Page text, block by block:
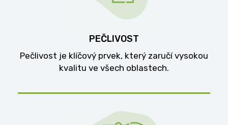
PEČLIVOST
Pečlivost je klíčový prvek, který zaručí vysokou
kvalitu ve všech oblastech.